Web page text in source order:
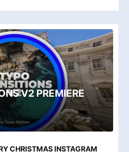
V2 PREMIERE
CHRISTMAS INSTAGRAM